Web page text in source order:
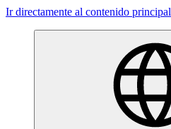
Ir directamente al contenido principal